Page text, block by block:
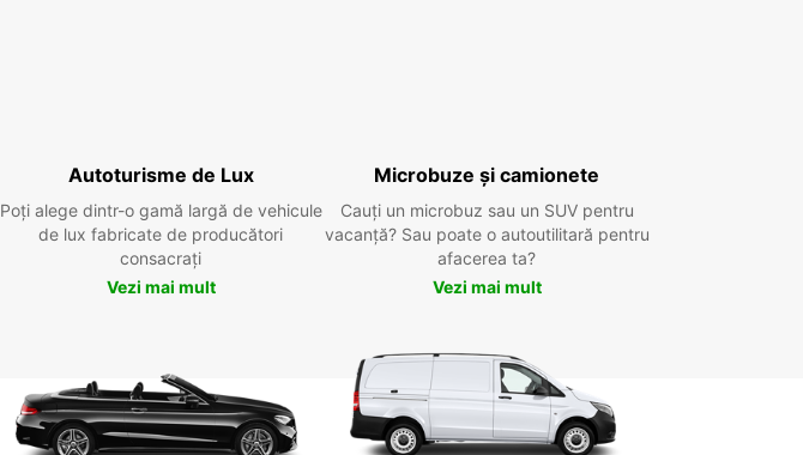
Autoturisme de Lux
Poți alege dintr-o gamă largă de vehicule
de lux fabricate de producători
consacrați
Vezi mai mult
Microbuze și camionete
Cauți un microbuz sau un SUV pentru
vacanță? Sau poate o autoutilitară pentru
afacerea ta?
Vezi mai mult